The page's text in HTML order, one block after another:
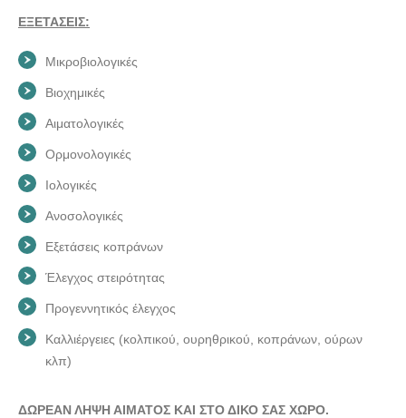
ΜΙΚΡΟΒΙΟΛΟΓΙΚΟ ΙΑΤΡΕΙΟ | ΚΑΛΑΜΠΑΚΑ ΤΡΙΚΑΛΑ |
ΜΙΚΡΟΒΙΟΛΟΓΙΚΟ ΙΑΤΡΕΙΟ | ΚΑΛΑΜΠΑΚΑ ΤΡΙΚΑΛΑ |
ΝΙΚΟΛΑΟΣ ΠΑΠΑΝΙΚΟΛΑΟΥ
ΕΞΕΤΑΣΕΙΣ:
Μικροβιολογικές
Βιοχημικές
Αιματολογικές
Ορμονολογικές
Ιολογικές
Ανοσολογικές
Εξετάσεις κοπράνων
Έλεγχος στειρότητας
Προγεννητικός έλεγχος
Καλλιέργειες (κολπικού, ουρηθρικού, κοπράνων, ούρων
κλπ)
ΔΩΡΕΑΝ ΛΗΨΗ ΑΙΜΑΤΟΣ ΚΑΙ ΣΤΟ ΔΙΚΟ ΣΑΣ ΧΩΡΟ.